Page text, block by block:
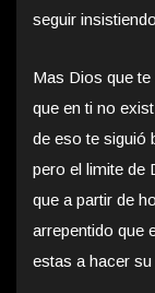
seguir
Mas Dios que
que en ti no
de eso te siguió
pero el limite de
que a partir de
arrepentido que
estas a hacer